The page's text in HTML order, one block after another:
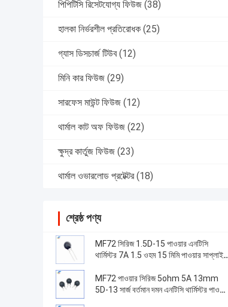
পিপিটিসি রিসেটযোগ্য ফিউজ (38)
হালকা নির্ভরশীল প্রতিরোধক (25)
গ্যাস ডিসচার্জ টিউব (12)
মিনি কার ফিউজ (29)
সারফেস মাউন্ট ফিউজ (12)
থার্মাল কাট অফ ফিউজ (22)
ক্ষুদ্র কার্তুজ ফিউজ (23)
থার্মাল ওভারলোড প্রটেক্টর (18)
শ্রেষ্ঠ পণ্য
MF72 সিরিজ 1.5D-15 পাওয়ার এনটিসি
থার্মিস্টর 7A 1.5 ওহম 15 মিমি পাওয়ার সাপ্লাই
MF72 পাওয়ার সিরিজ 5ohm 5A 13mm
5D-13 সার্জ বর্তমান দমন এনটিসি থার্মিস্টর পাওয়ার